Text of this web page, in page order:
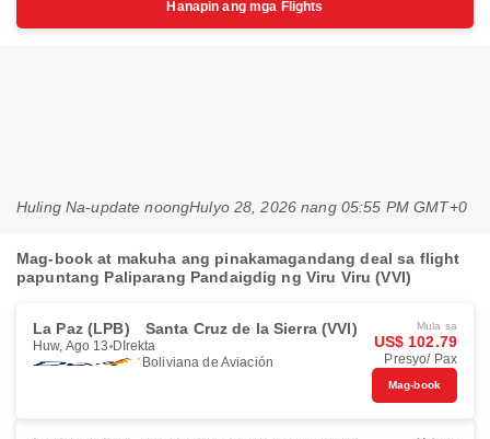
Hanapin ang mga Flights
Huling Na-update noongHulyo 28, 2026 nang 05:55 PM GMT+0
Mag-book at makuha ang pinakamagandang deal sa flight
papuntang Paliparang Pandaigdig ng Viru Viru (VVI)
La Paz (LPB) Santa Cruz de la Sierra (VVI)
Huw, Ago 13 DIrekta
Boliviana de Aviación
Mula sa
US$ 102.79
Presyo/ Pax
Mag-book